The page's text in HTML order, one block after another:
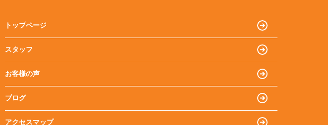
トップページ
スタッフ
お客様の声
ブログ
アクセスマップ